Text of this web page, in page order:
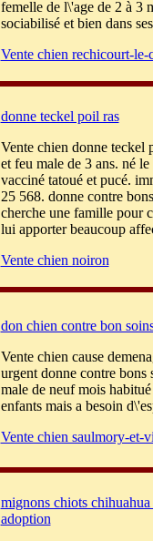
femelle de l\'age de 2 à 3
sociabilisé et bien dans
Vente chien rechicourt-le-
donne teckel poil ras
Vente chien donne teckel
et feu male de 3 ans. né
vacciné tatoué et pucé.
25 568. donne contre
cherche une famille pour
lui apporter beaucoup
Vente chien noiron
don chien contre bon
Vente chien cause
urgent donne contre bons
male de neuf mois
enfants mais a besoin
Vente chien saulmory-et-
mignons chiots
adoption